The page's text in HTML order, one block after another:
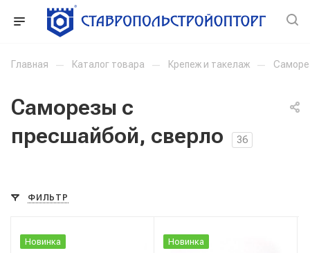
Главная — Каталог товара — Крепеж и такелаж —
Саморезы с
пресшайбой, сверло
36
ФИЛЬТР
Новинка Новинка